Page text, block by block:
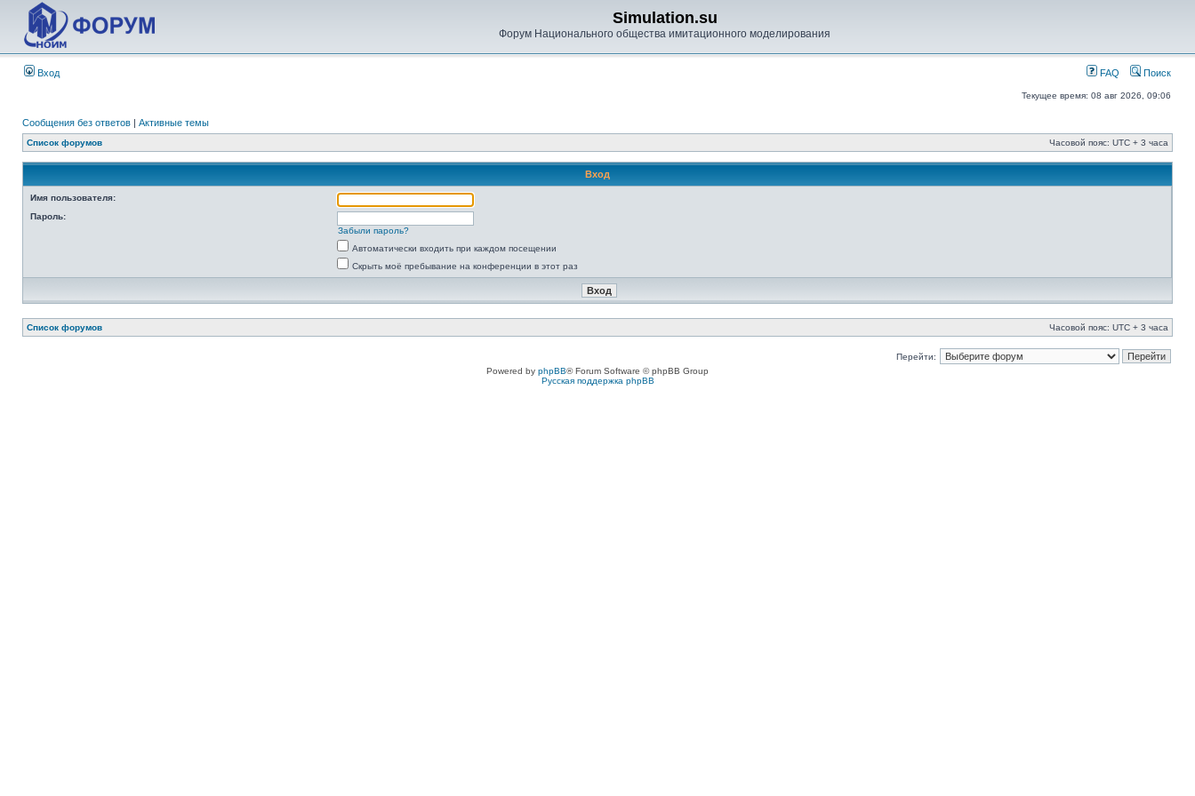
Simulation.su
Форум Национального общества имитационного моделирования
Вход FAQ Поиск
Текущее время: 08 авг 2026, 09:06
Сообщения без ответов | Активные темы
Список форумов Часовой пояс: UTC + 3 часа
Вход
Имя пользователя:
Пароль:
Забыли пароль?
Автоматически входить при каждом посещении
Скрыть моё пребывание на конференции в этот раз
Список форумов Часовой пояс: UTC + 3 часа
Перейти:
Powered by phpBB® Forum Software © phpBB Group
Русская поддержка phpBB